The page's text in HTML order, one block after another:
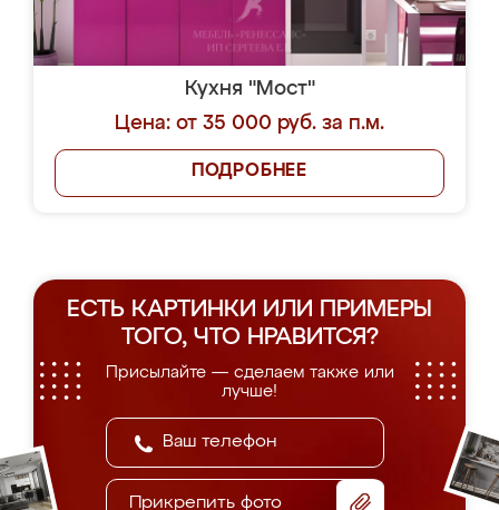
Кухня "Мост"
Цена: от 35 000 руб. за п.м.
ПОДРОБНЕЕ
ЕСТЬ КАРТИНКИ ИЛИ ПРИМЕРЫ
ТОГО, ЧТО НРАВИТСЯ?
Присылайте — сделаем также или
лучше!
Прикрепить фото